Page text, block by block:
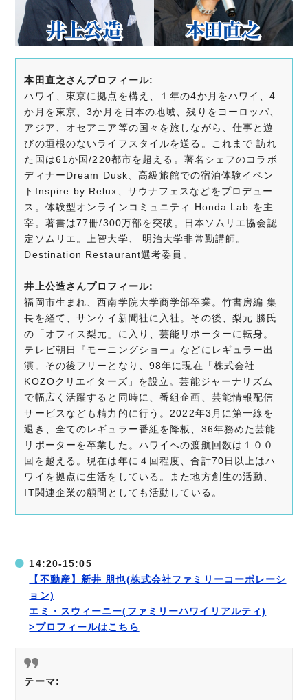
本田直之さんプロフィール:
ハワイ、東京に拠点を構え、１年の4か月をハワイ、4
か月を東京、3か月を日本の地域、残りをヨーロッパ、
アジア、オセアニア等の国々を旅しながら、仕事と遊
びの垣根のないライフスタイルを送る。これまで 訪れ
た国は61か国/220都市を超える。著名シェフのコラボ
ディナーDream Dusk、高級旅館での宿泊体験イベン
トInspire by Relux、サウナフェスなどをプロデュー
ス。体験型オンラインコミュニティ Honda Lab.を主
宰。著書は77冊/300万部を突破。日本ソムリエ協会認
定ソムリエ。上智大学、 明治大学非常勤講師。
Destination Restaurant選考委員。
井上公造さんプロフィール:
福岡市生まれ、西南学院大学商学部卒業。竹書房編 集
長を経て、サンケイ新聞社に入社。その後、梨元 勝氏
の「オフィス梨元」に入り、芸能リポーターに転身。
テレビ朝日『モーニングショー』などにレギュラー出
演。その後フリーとなり、98年に現在「株式会社
KOZOクリエイターズ」を設立。芸能ジャーナリズム
で幅広く活躍すると同時に、番組企画、芸能情報配信
サービスなども精力的に行う。2022年3月に第一線を
退き、全てのレギュラー番組を降板、36年務めた芸能
リポーターを卒業した。ハワイへの渡航回数は１００
回を越える。現在は年に４回程度、合計70日以上はハ
ワイを拠点に生活をしている。また地方創生の活動、
IT関連企業の顧問としても活動している。
14:20-15:05
【不動産】新井 朋也(株式会社ファミリーコーポレーシ
ョン)
エミ・スウィーニー(ファミリーハワイリアルティ)
>プロフィールはこちら
テーマ: